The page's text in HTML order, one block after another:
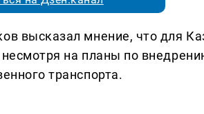
высказал мнение, что для
на планы по
транспорта.